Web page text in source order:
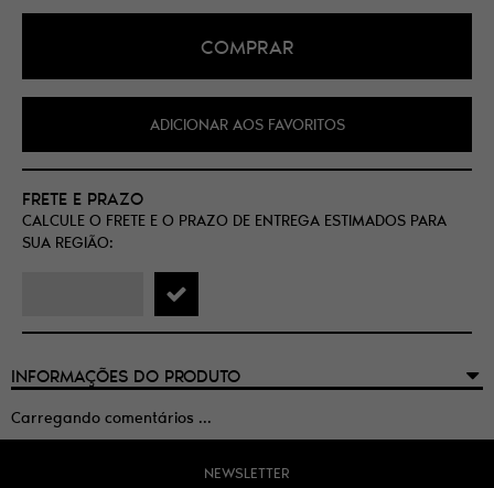
COMPRAR
ADICIONAR AOS FAVORITOS
FRETE E PRAZO
CALCULE O FRETE E O PRAZO DE ENTREGA ESTIMADOS PARA
SUA REGIÃO:
INFORMAÇÕES DO PRODUTO
Carregando comentários ...
NEWSLETTER